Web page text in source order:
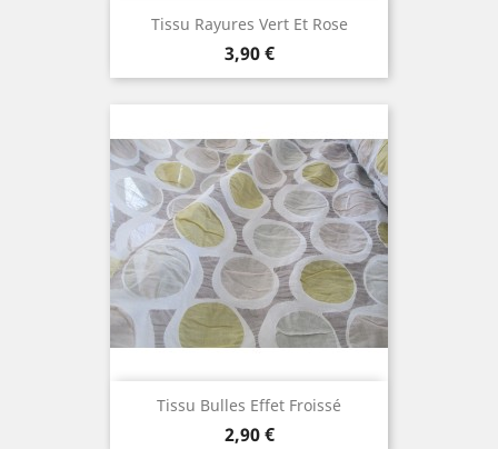
Tissu Rayures Vert Et Rose
Prix
3,90 €
Tissu Bulles Effet Froissé
Prix
2,90 €